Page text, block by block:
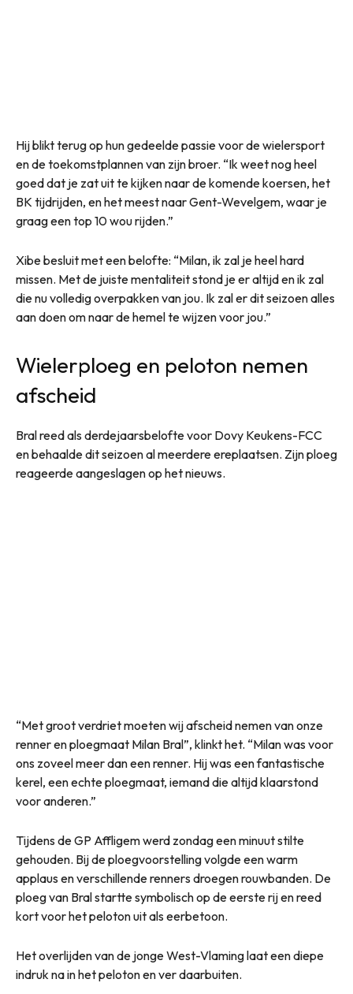
Hij blikt terug op hun gedeelde passie voor de wielersport
en de toekomstplannen van zijn broer. “Ik weet nog heel
goed dat je zat uit te kijken naar de komende koersen, het
BK tijdrijden, en het meest naar Gent-Wevelgem, waar je
graag een top 10 wou rijden.”
Xibe besluit met een belofte: “Milan, ik zal je heel hard
missen. Met de juiste mentaliteit stond je er altijd en ik zal
die nu volledig overpakken van jou. Ik zal er dit seizoen alles
aan doen om naar de hemel te wijzen voor jou.”
Wielerploeg en peloton nemen
afscheid
Bral reed als derdejaarsbelofte voor Dovy Keukens-FCC
en behaalde dit seizoen al meerdere ereplaatsen. Zijn ploeg
reageerde aangeslagen op het nieuws.
“Met groot verdriet moeten wij afscheid nemen van onze
renner en ploegmaat Milan Bral”, klinkt het. “Milan was voor
ons zoveel meer dan een renner. Hij was een fantastische
kerel, een echte ploegmaat, iemand die altijd klaarstond
voor anderen.”
Tijdens de GP Affligem werd zondag een minuut stilte
gehouden. Bij de ploegvoorstelling volgde een warm
applaus en verschillende renners droegen rouwbanden. De
ploeg van Bral startte symbolisch op de eerste rij en reed
kort voor het peloton uit als eerbetoon.
Het overlijden van de jonge West-Vlaming laat een diepe
indruk na in het peloton en ver daarbuiten.